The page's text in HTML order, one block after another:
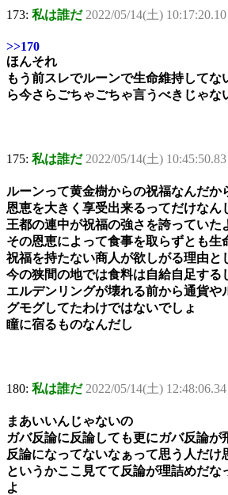
173: 私は誰だ 2022/05/14(土)
>>170
ほんそれ
もう前スレでルーンで生命維持してな
ら今さらごちゃごちゃ言うべきじゃな
175: 私は誰だ 2022/05/14(土)
ルーンって黄金樹からの祝福なんだか
恩恵を大きく享受出来るってだけなん
王都の連中が祝福の強さを誇っていた
その恩恵によって食事を取らずとも生
祝福を持たない商人が欲しがる理由と
今の狭間の地では食料は自給自足する
エルデンリングが壊れる前から通貨や
グモグしてたわけではないでしょ
瞳に宿るものなんだし
180: 私は誰だ 2022/05/14(土)
まあいいんじゃないの
ガバ反論に反論しても更にガバ反論が
反論になってないなぁって思う人だけ
というかここ見てて反論が理詰めだな
よ